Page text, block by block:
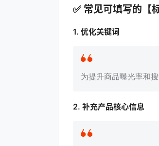
✅ 常见可填写的【
1. 优化关键词
为提升商品曝光率和
2. 补充产品核心信息